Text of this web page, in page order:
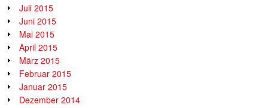
Juli 2015
Juni 2015
Mai 2015
April 2015
März 2015
Februar 2015
Januar 2015
Dezember 2014